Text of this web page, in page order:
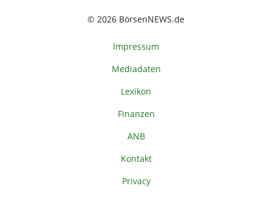
© 2026 BörsenNEWS.de
Impressum
Mediadaten
Lexikon
Finanzen
ANB
Kontakt
Privacy